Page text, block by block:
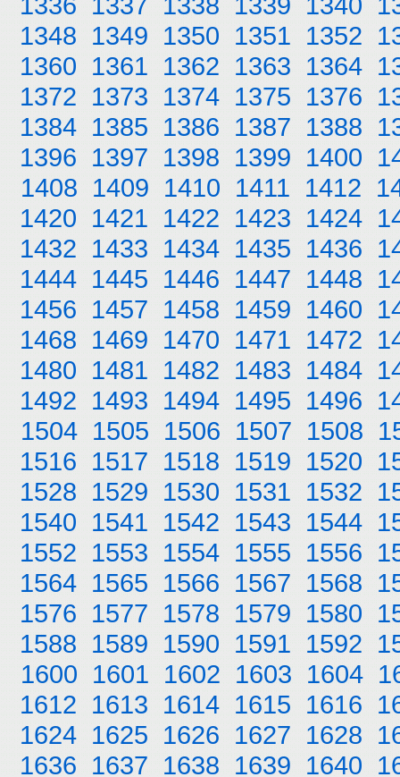
1348 1349 1350 1351 1352
1360 1361 1362 1363 1364
1372 1373 1374 1375 1376
1384 1385 1386 1387 1388
1396 1397 1398 1399 1400
1408 1409 1410 1411 1412
1420 1421 1422 1423 1424
1432 1433 1434 1435 1436
1444 1445 1446 1447 1448
1456 1457 1458 1459 1460
1468 1469 1470 1471 1472
1480 1481 1482 1483 1484
1492 1493 1494 1495 1496
1504 1505 1506 1507 1508
1516 1517 1518 1519 1520
1528 1529 1530 1531 1532
1540 1541 1542 1543 1544
1552 1553 1554 1555 1556
1564 1565 1566 1567 1568
1576 1577 1578 1579 1580
1588 1589 1590 1591 1592
1600 1601 1602 1603 1604
1612 1613 1614 1615 1616
1624 1625 1626 1627 1628
1636 1637 1638 1639 1640